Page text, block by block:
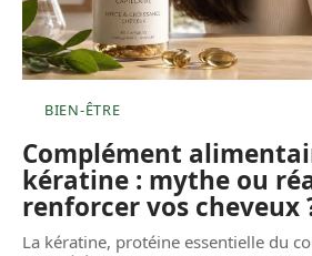
BIEN-ÊTRE
Complément
kératine : mythe ou
renforcer vos cheveux
La kératine, protéine essentielle du